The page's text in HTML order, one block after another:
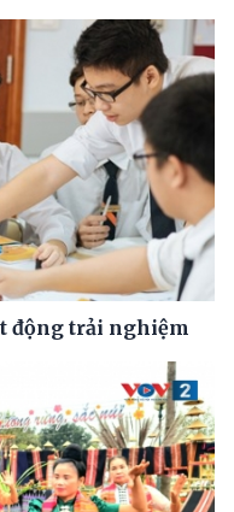
động trải nghiệm